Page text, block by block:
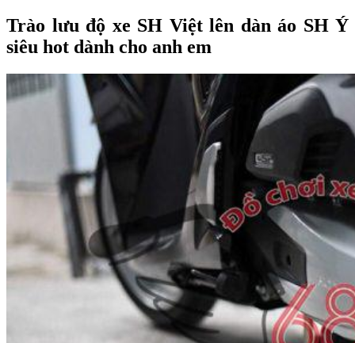
Trào lưu độ xe SH Việt lên dàn áo SH Ý
siêu hot dành cho anh em